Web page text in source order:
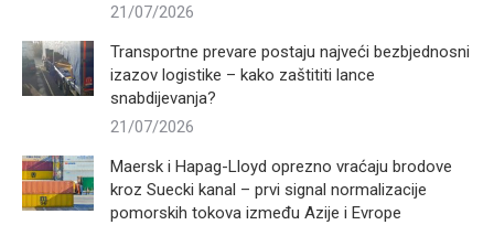
21/07/2026
Transportne prevare postaju najveći bezbjednosni
izazov logistike – kako zaštititi lance
snabdijevanja?
21/07/2026
Maersk i Hapag-Lloyd oprezno vraćaju brodove
kroz Suecki kanal – prvi signal normalizacije
pomorskih tokova između Azije i Evrope